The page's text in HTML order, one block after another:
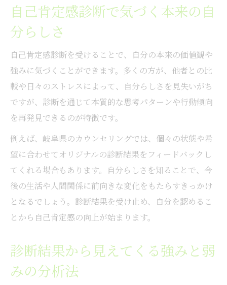
自己肯定感に特化した岐阜県の相談窓口案
内
岐阜県 カウンセリングの無料活用法
メンタル 心理 カウンセラーに相談するポイ
ント
自己肯定感に不安がある方へ贈るヒント
自己肯定感が不安な時のセルフケア方法
悩みを抱えやすい人の自己肯定感向上術
岐阜の心理カウンセラーと継続支援の重要
性
自己肯定感診断で前向きな変化を実感する
には
心のバランスを保つ自己肯定感習慣の作り
方
自己肯定感を深める心理支援の選び方
自己肯定感を高める心理支援の基礎知識
岐阜 カウンセリング研究所の活用ポイント
自己肯定感診断で気づく本来の自
分らしさ
自己肯定感診断を受けることで、自分の本来の価値観や
強みに気づくことができます。多くの方が、他者との比
較や日々のストレスによって、自分らしさを見失いがち
ですが、診断を通じて本質的な思考パターンや行動傾向
を再発見できるのが特徴です。
例えば、岐阜県のカウンセリングでは、個々の状態や希
望に合わせてオリジナルの診断結果をフィードバックし
てくれる場合もあります。自分らしさを知ることで、今
後の生活や人間関係に前向きな変化をもたらすきっかけ
となるでしょう。診断結果を受け止め、自分を認めるこ
とから自己肯定感の向上が始まります。
診断結果から見えてくる強みと弱
みの分析法